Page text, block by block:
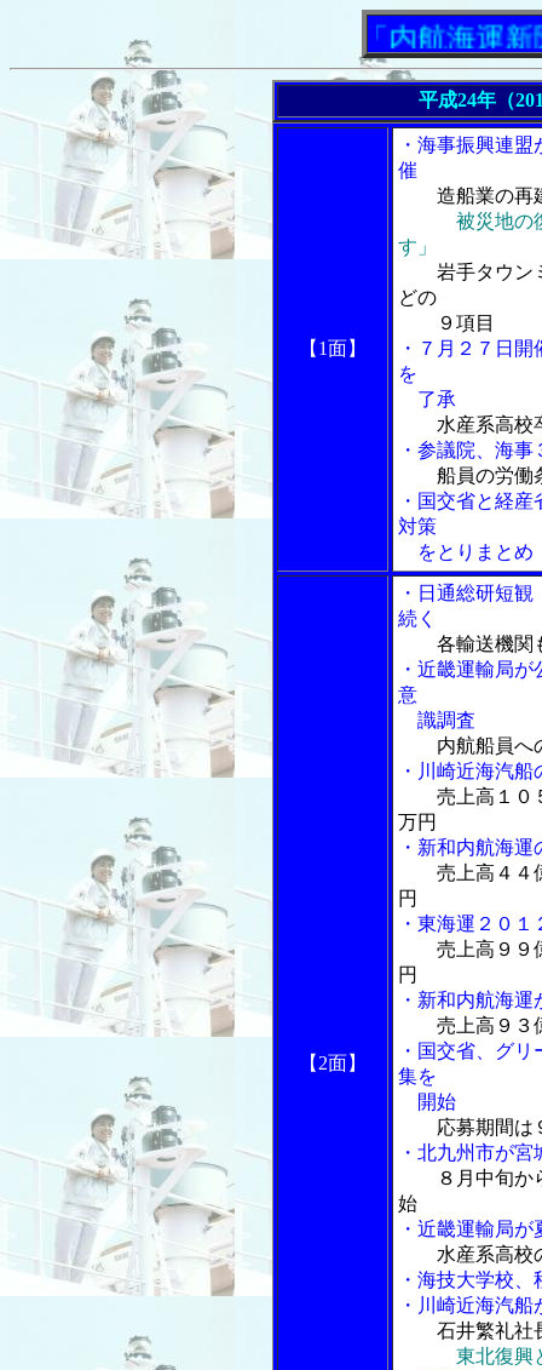
「内航海運新聞」
平成24年（
【1面】
・海事振興連
催
造船業の再
被災地の
す」
岩手タウン
どの
９項目
・７月２７日
を
了承
水産系高校
・参議院、海
船員の労働
・国交省と経
対策
をとりまとめ
【2面】
・日通総研短
続く
各輸送機関
・近畿運輸局
意
識調査
内航船員へ
・川崎近海汽
売上高１０
万円
・新和内航海
売上高４４
円
・東海運２０
売上高９９
円
・新和内航海
売上高９３
・国交省、グ
集を
開始
応募期間は
・北九州市が
８月中旬か
始
・近畿運輸局
水産系高校
・海技大学校
・川崎近海汽
石井繁礼社
東北復興